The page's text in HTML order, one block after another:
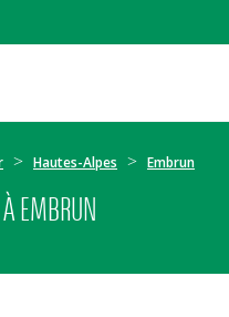
Hautes-Alpes Embrun
EMBRUN